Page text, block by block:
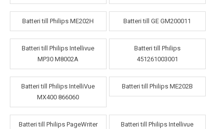
Batteri till Philips ME202H Batteri till GE GM200011
Batteri till Philips Intellivue
MP30 M8002A
Batteri till Philips
451261003001
Batteri till Philips IntelliVue
MX400 866060
Batteri till Philips ME202B
Batteri till Philips PageWriter
Batteri till Philips Intellivue